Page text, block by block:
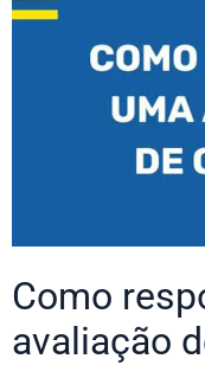
Como
avaliação